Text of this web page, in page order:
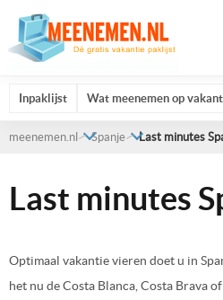
Inpaklijst Wat meenemen op
meenemen.nl Spanje Last minutes
Last minutes
Optimaal vakantie vieren doet u in
het nu de Costa Blanca, Costa Brava